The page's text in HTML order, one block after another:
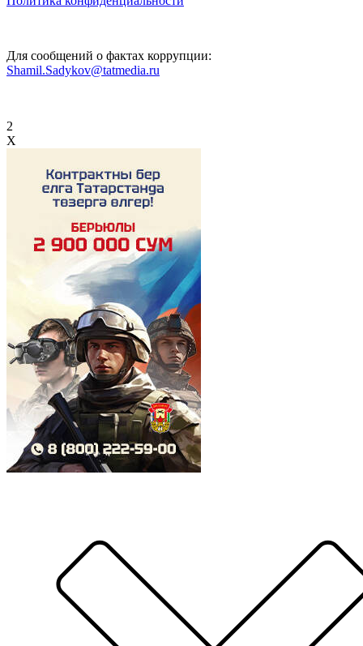
Для сообщений о фактах коррупции:
Shamil.Sadykov@tatmedia.ru
2
X